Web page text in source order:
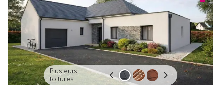
Plusieurs
toitures